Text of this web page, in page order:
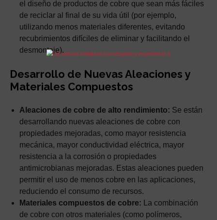
el diseño de productos de cobre que sean más fáciles
de reciclar al final de su vida útil (por ejemplo,
utilizando menos materiales diferentes, evitando
recubrimientos difíciles de eliminar y facilitando el
desmontaje).
Desarrollo de Nuevas Aleaciones y
Materiales Compuestos
Aleaciones de cobre de alto rendimiento: Se están
desarrollando nuevas aleaciones de cobre con
propiedades mejoradas, como mayor resistencia
mecánica, mayor conductividad eléctrica, mayor
resistencia a la corrosión o propiedades
antimicrobianas mejoradas. Estas aleaciones pueden
permitir el uso de menos cobre en las aplicaciones,
reduciendo el consumo de recursos.
Materiales compuestos de cobre: La combinación
de cobre con otros materiales (como polímeros,